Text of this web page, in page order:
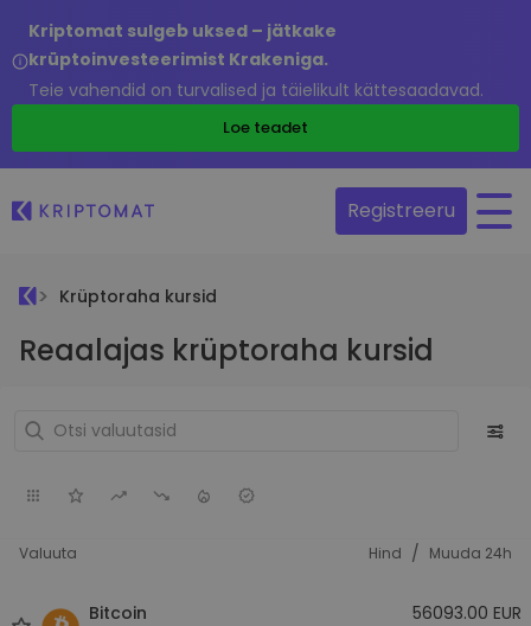
Kriptomat sulgeb uksed – jätkake
krüptoinvesteerimist Krakeniga.
Teie vahendid on turvalised ja täielikult kättesaadavad.
Loe teadet
Registreeru
Krüptoraha kursid
Reaalajas krüptoraha kursid
Valuuta Hind / Muuda 24h
Bitcoin
56093.00 EUR